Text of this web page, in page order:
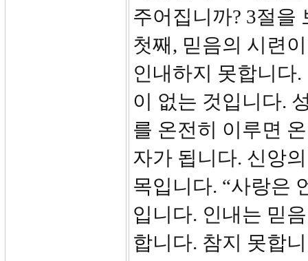
주어집니까? 3절을
첫째, 믿음의 시련
인내하지 못합니다
이 없는 것입니다.
를 온전히 이루면
자가 됩니다. 신앙
목입니다. “사랑은
입니다. 인내는 믿
합니다. 참지 못합